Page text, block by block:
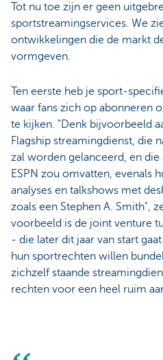
Tot nu toe zijn er geen
sportstreamingservices. We
ontwikkelingen die de markt
vormgeven.
Ten eerste heb je sport-
waar fans zich op abonneren
te kijken. "Denk bijvoorbeeld
Flagship streamingdienst, die
zal worden gelanceerd, en
ESPN zou omvatten, evenals
analyses en talkshows met
zoals een Stephen A. Smith",
voorbeeld is de joint venture
- die later dit jaar van start
hun sportrechten willen
zichzelf staande
rechten voor een heel ruim